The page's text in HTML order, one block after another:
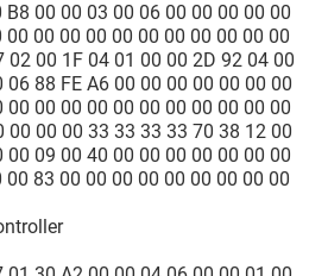
00 00 03 00 06 00 00 00 00 00
00 00 00 00 00 00 00 00 00 00
02 00 1F 04 01 00 00 2D 92 04 00
88 FE A6 00 00 00 00 00 00 00
00 00 00 00 00 00 00 00 00 00 00
00 00 00 33 33 33 33 70 38 12 00
00 09 00 40 00 00 00 00 00 00 00
83 00 00 00 00 00 00 00 00 00